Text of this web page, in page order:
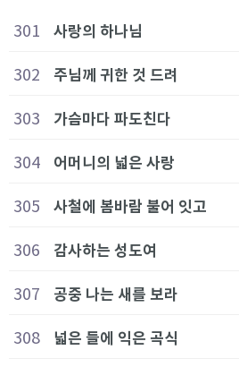
301 사랑의 하나님
302 주님께 귀한 것 드려
303 가슴마다 파도친다
304 어머니의 넓은 사랑
305 사철에 봄바람 불어 잇고
306 감사하는 성도여
307 공중 나는 새를 보라
308 넓은 들에 익은 곡식